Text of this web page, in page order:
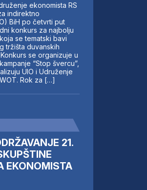
ekonomista RS
indirektno
BiH po četvrti put
konkurs za najbolju
se tematski bavi
tržišta duvanskih
se organizuje u
“Stop švercu”,
UIO i Udruženje
Rok za […]
21.
EKONOMISTA